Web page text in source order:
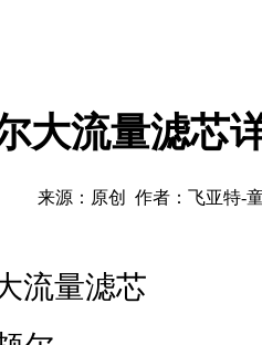
大流量滤芯
来源：原创 作者：飞亚特-
量滤芯